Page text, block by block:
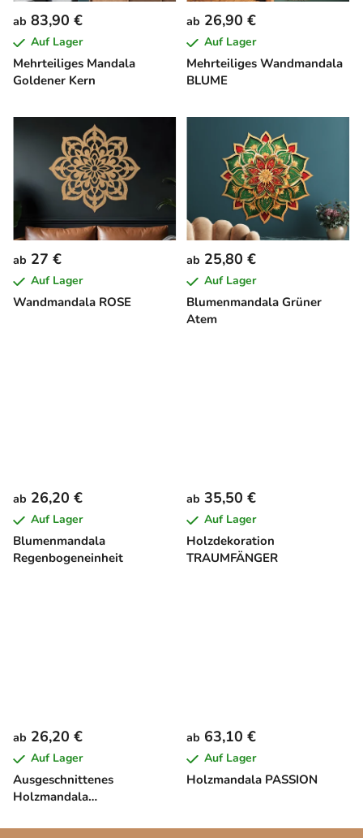
Mehrteiliges Mandala
Goldener Kern
ab 83,90 €
Auf Lager
Mehrteiliges Wandmandala
BLUME
ab 26,90 €
Auf Lager
Wandmandala ROSE
ab 27 €
Auf Lager
Blumenmandala Grüner
Atem
ab 25,80 €
Auf Lager
Blumenmandala
Regenbogeneinheit
ab 26,20 €
Auf Lager
Holzdekoration
TRAUMFÄNGER
ab 35,50 €
Auf Lager
Ausgeschnittenes
Holzmandala
ab 26,20 €
Auf Lager
Holzmandala PASSION
ab 63,10 €
Auf Lager